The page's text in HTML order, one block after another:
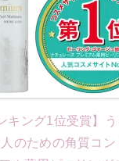
キング1位受賞】
のための角質コン